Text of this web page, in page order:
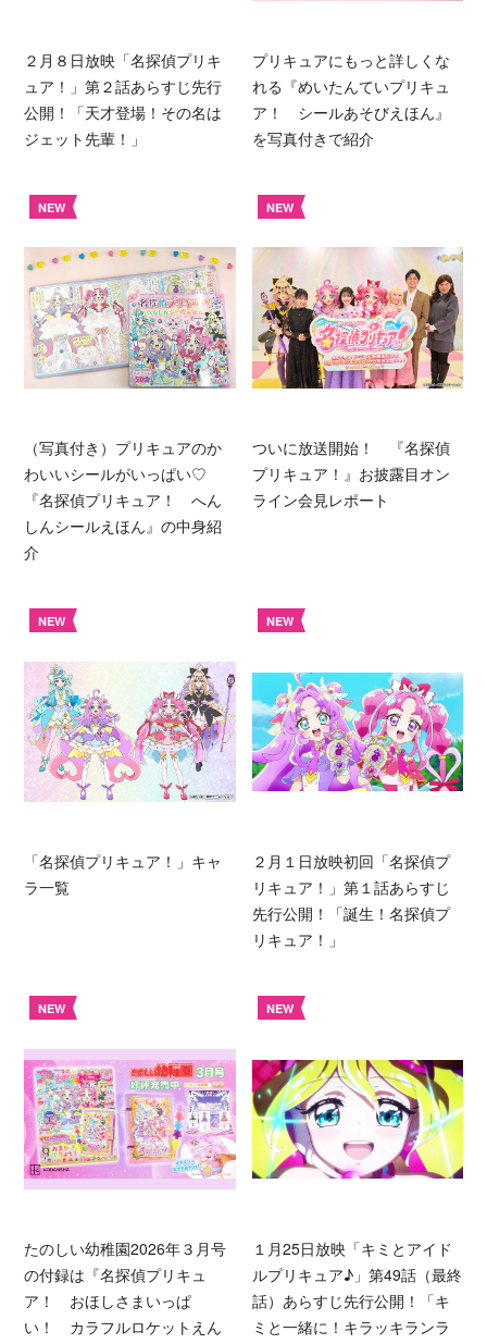
２月８日放映「名探偵プリキ
ュア！」第２話あらすじ先行
公開！「天才登場！その名は
ジェット先輩！」
プリキュアにもっと詳しくな
れる『めいたんていプリキュ
ア！ シールあそびえほん』
を写真付きで紹介
NEW
（写真付き）プリキュアのか
わいいシールがいっぱい♡
『名探偵プリキュア！ へん
しんシールえほん』の中身紹
介
NEW
ついに放送開始！ 『名探偵
プリキュア！』お披露目オン
ライン会見レポート
NEW
「名探偵プリキュア！」キャ
ラ一覧
NEW
２月１日放映初回「名探偵プ
リキュア！」第１話あらすじ
先行公開！「誕生！名探偵プ
リキュア！」
NEW
たのしい幼稚園2026年３月号
の付録は『名探偵プリキュ
ア！ おほしさまいっぱ
い！ カラフルロケットえん
NEW
１月25日放映「キミとアイド
ルプリキュア♪」第49話（最終
話）あらすじ先行公開！「キ
ミと一緒に！キラッキランラ